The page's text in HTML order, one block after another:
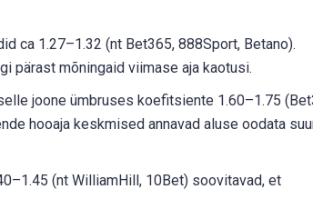
ca 1.27–1.32 (nt Bet365, 888Sport, Betano).
pärast mõningaid viimase aja kaotusi.
joone ümbruses koefitsiente 1.60–1.75
hooaja keskmised annavad aluse oodata
(nt WilliamHill, 10Bet) soovitavad, et